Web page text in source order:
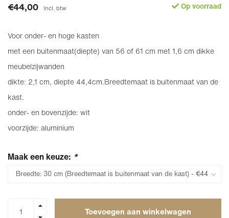
€44,00 Incl. btw Op voorraad
Voor onder- en hoge kasten
met een buitenmaat(diepte) van 56 of 61 cm met 1,6 cm dikke
meubelzijwanden
dikte: 2,1 cm, diepte 44,4cm.Breedtemaat is buitenmaat van de
kast.
onder- en bovenzijde: wit
voorzijde: aluminium
Maak een keuze: *
Toevoegen aan winkelwagen